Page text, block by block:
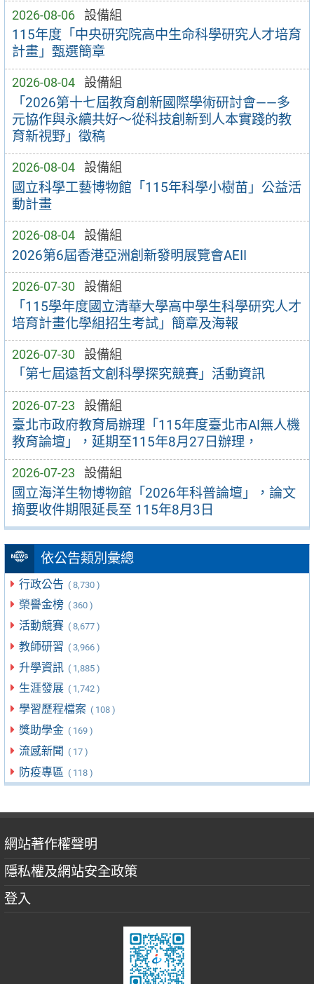
2026-08-06 設備組
115年度「中央研究院高中生命科學研究人才培育
計畫」甄選簡章
2026-08-04 設備組
「2026第十七屆教育創新國際學術研討會——多
元協作與永續共好～從科技創新到人本實踐的教
育新視野」徵稿
2026-08-04 設備組
國立科學工藝博物館「115年科學小樹苗」公益活
動計畫
2026-08-04 設備組
2026第6屆香港亞洲創新發明展覽會AEII
2026-07-30 設備組
「115學年度國立清華大學高中學生科學研究人才
培育計畫化學組招生考試」簡章及海報
2026-07-30 設備組
「第七屆遠哲文創科學探究競賽」活動資訊
2026-07-23 設備組
臺北市政府教育局辦理「115年度臺北市AI無人機
教育論壇」，延期至115年8月27日辦理，
2026-07-23 設備組
國立海洋生物博物館「2026年科普論壇」，論文
摘要收件期限延長至 115年8月3日
依公告類別彙總
行政公告 ( 8,730 )
榮譽金榜 ( 360 )
活動競賽 ( 8,677 )
教師研習 ( 3,966 )
升學資訊 ( 1,885 )
生涯發展 ( 1,742 )
學習歷程檔案 ( 108 )
獎助學金 ( 169 )
流感新聞 ( 17 )
防疫專區 ( 118 )
網站著作權聲明
隱私權及網站安全政策
登入